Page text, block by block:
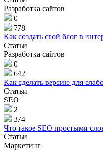
Разработка сайтов
0
778
Как создать свой блог в
Статьи
Разработка сайтов
0
642
Как сделать версию для
Статьи
SEO
2
374
Что такое SEO простыми
Статьи
Маркетинг